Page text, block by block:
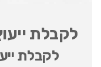
לקבלת
לקבלת